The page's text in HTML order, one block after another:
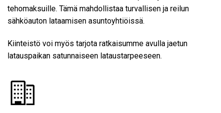
tehomaksuille. Tämä mahdollistaa turvallisen ja reilun
sähköauton lataamisen asuntoyhtiöissä.
Kiinteistö voi myös tarjota ratkaisumme avulla jaetun
latauspaikan satunnaiseen lataustarpeeseen.